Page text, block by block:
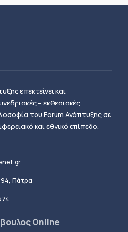
επεκτείνει και
– εκθεσιακές
του Forum Ανάπτυξης σε
και εθνικό επίπεδο.
Πάτρα
Online